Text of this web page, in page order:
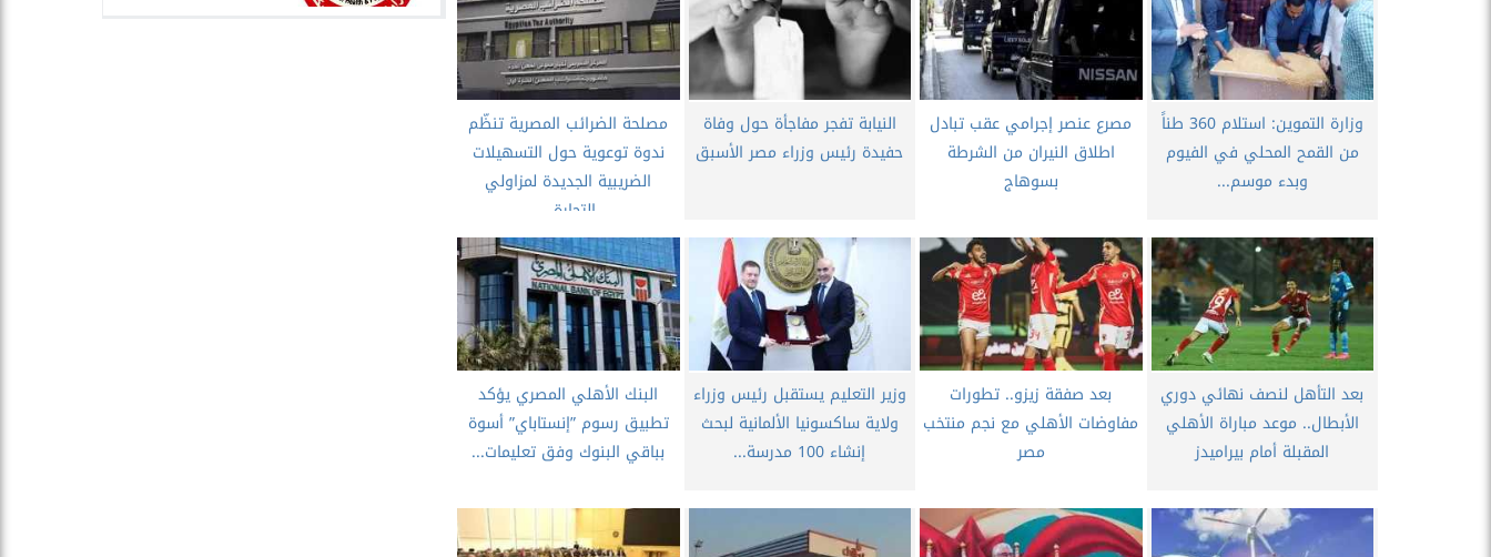
وزارة التموين: استلام 360 طناً
من القمح المحلي في الفيوم
وبدء موسم...
مصرع عنصر إجرامي عقب تبادل
اطلاق النيران من الشرطة
بسوهاج
النيابة تفجر مفاجأة حول وفاة
حفيدة رئيس وزراء مصر الأسبق
مصلحة الضرائب المصرية تنظّم
ندوة توعوية حول التسهيلات
الضريبية الجديدة لمزاولي
التجارة...
بعد التأهل لنصف نهائي دوري
الأبطال.. موعد مباراة الأهلي
المقبلة أمام بيراميدز
بعد صفقة زيزو.. تطورات
مفاوضات الأهلي مع نجم منتخب
مصر
وزير التعليم يستقبل رئيس وزراء
ولاية ساكسونيا الألمانية لبحث
إنشاء 100 مدرسة...
البنك الأهلي المصري يؤكد
تطبيق رسوم ”إنستاباي” أسوة
بباقي البنوك وفق تعليمات...